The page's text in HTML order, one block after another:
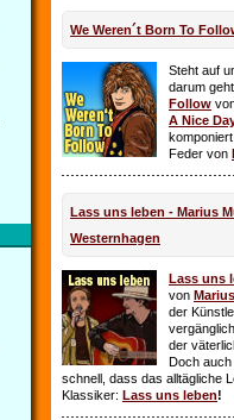
We Weren´t Born To
Steht auf
darum
Follow
A Nice
Feder von
Lass uns leben - Marius
Westernhagen
Lass uns
von
der
der
Doch auch
schnell, dass das alltägliche
Klassiker: Lass uns leben!